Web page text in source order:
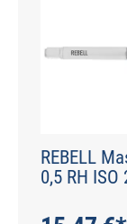
REBELL
0,5 RH